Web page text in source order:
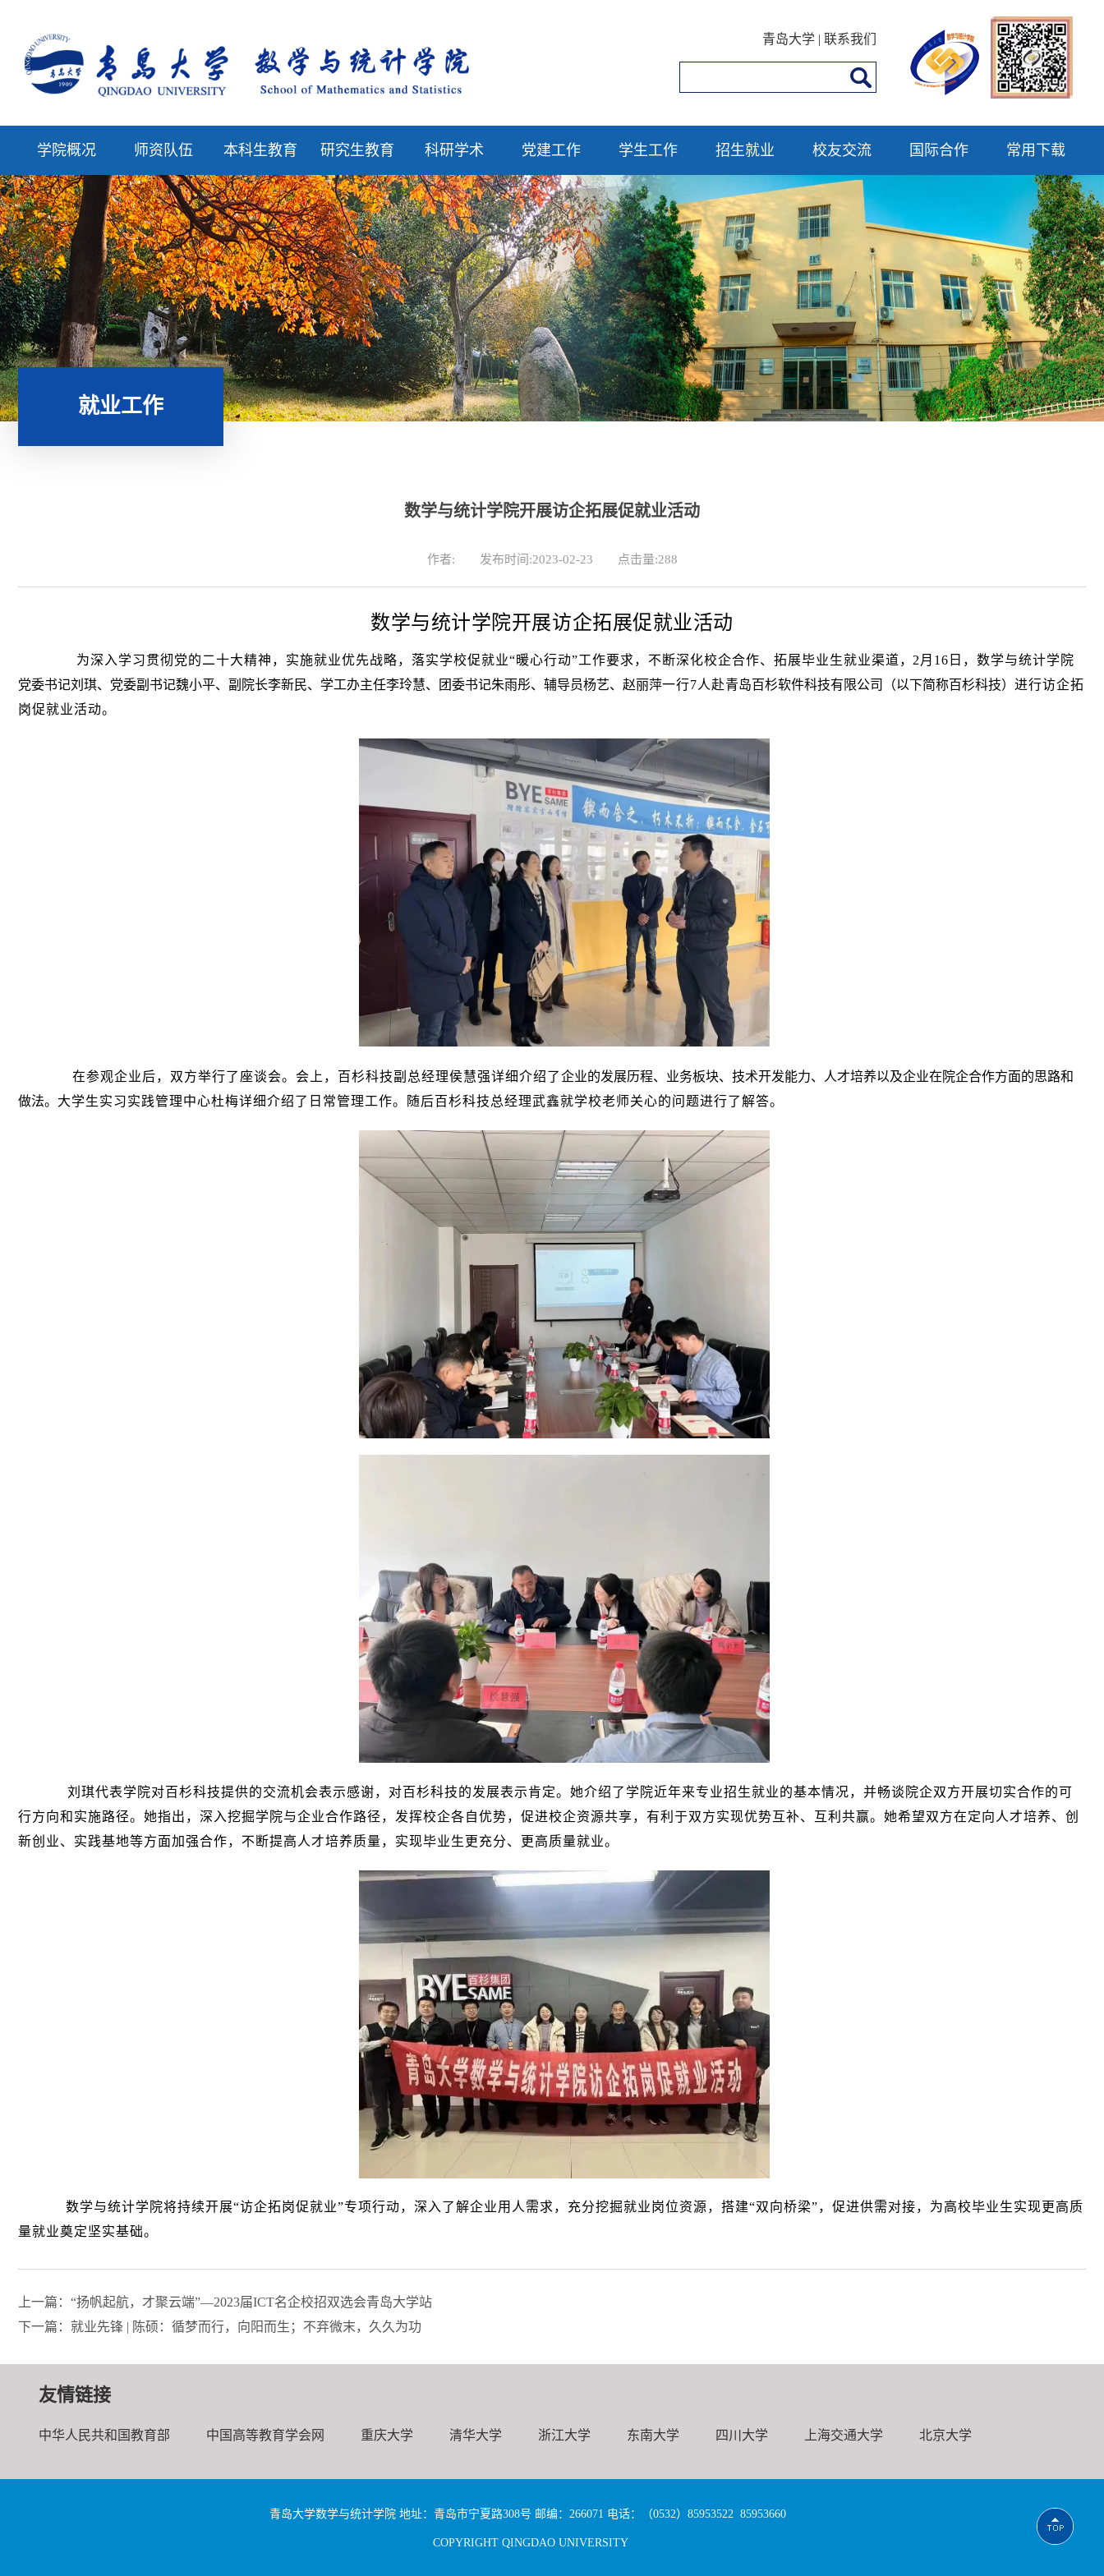
青岛大学 | 联系我们
学院概况 师资队伍 本科生教育 研究生教育 科研学术 党建工作 学生工作 招生就业 校友交流 国际合作 常用下载
就业工作
数学与统计学院开展访企拓展促就业活动
作者: 发布时间:2023-02-23 点击量:288
数学与统计学院开展访企拓展促就业活动
为深入学习贯彻党的二十大精神，实施就业优先战略，落实学校促就业“暖心行动”工作要求，不断深化校企合作、拓展毕业生就业渠道， 2月16日，数学与统计学院
党委书记刘琪、党委副书记魏小平、副院长李新民、学工办主任李玲慧、团委书记朱雨彤、辅导员杨艺、赵丽萍一行7人赴青岛百杉软件科技有限公司（以下简称百杉科技） 进行访企拓
岗促就业活动。
在参观企业后，双方举行了座谈会。会上，百杉科技副总经理侯慧强详细介绍了企业的发展历程、业务板块、技术开发能力、人才培养以及企业在院企合作方面的思路和
做法。 大学生实习实践管理中心杜梅详细介绍了日常管理工作。随后百杉科技总经理武鑫就学校老师关心的问题进行了解答。
刘琪代表学院对百杉科技提供的交流机会表示感谢，对百杉科技的发展表示肯定。她介绍了学院近年来专业招生就业的基本情况，并畅谈院企双方开展切实合作的可
行方向和实施路径。她指出，深入挖掘学院与企业合作路径，发挥校企各自优势，促进校企资源共享，有利于双方实现优势互补、互利共赢。她希望双方在定向人才培养、创
新创业、实践基地等方面加强合作，不断提高人才培养质量，实现毕业生更充分、更高质量就业。
数学与统计学院将持续开展“访企拓岗促就业”专项行动，深入了解企业用人需求，充分挖掘就业岗位资源，搭建“双向桥梁”，促进供需对接，为高校毕业生实现更高质
量就业奠定坚实基础。
上一篇：“扬帆起航，才聚云端”—2023届ICT名企校招双选会青岛大学站
下一篇：就业先锋 | 陈硕：循梦而行，向阳而生；不弃微末，久久为功
友情链接
中华人民共和国教育部 中国高等教育学会网 重庆大学 清华大学 浙江大学 东南大学 四川大学 上海交通大学 北京大学
青岛大学数学与统计学院 地址：青岛市宁夏路308号 邮编：266071 电话：（0532）85953522 85953660
COPYRIGHT QINGDAO UNIVERSITY